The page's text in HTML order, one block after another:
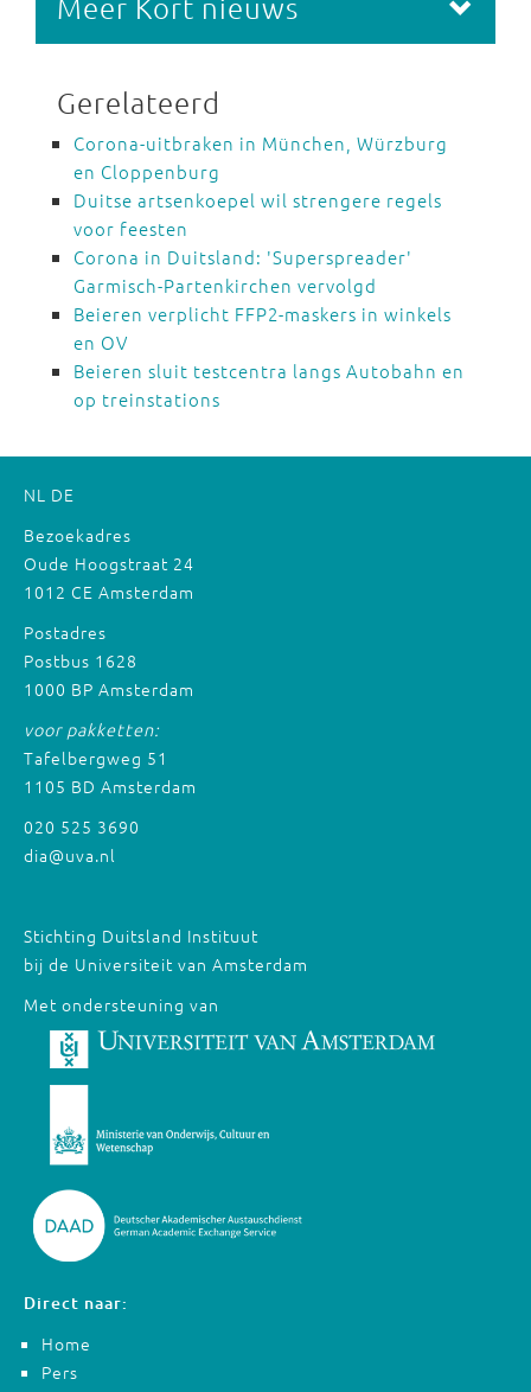
Meer Kort nieuws
Gerelateerd
Corona-uitbraken in München, Würzburg
en Cloppenburg
Duitse artsenkoepel wil strengere regels
voor feesten
Corona in Duitsland: 'Superspreader'
Garmisch-Partenkirchen vervolgd
Beieren verplicht FFP2-maskers in winkels
en OV
Beieren sluit testcentra langs Autobahn en
op treinstations
NL DE
Bezoekadres
Oude Hoogstraat 24
1012 CE Amsterdam
Postadres
Postbus 1628
1000 BP Amsterdam
voor pakketten:
Tafelbergweg 51
1105 BD Amsterdam
020 525 3690
dia@uva.nl
Stichting Duitsland Instituut
bij de Universiteit van Amsterdam
Met ondersteuning van
Direct naar:
Home
Pers